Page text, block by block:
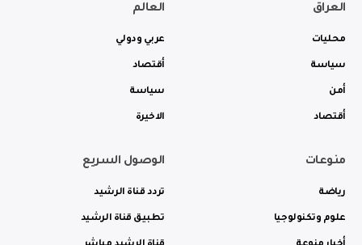
العراق
محليات
سياسة
أمن
أقتصاد
العالم
عربي ودولي
أقتصاد
سياسة
الاخيرة
منوعات
رياضة
علوم وتكنولوجيا
الوصول السريع
تردد قناة الرشيد
تطبيق قناة الرشيد